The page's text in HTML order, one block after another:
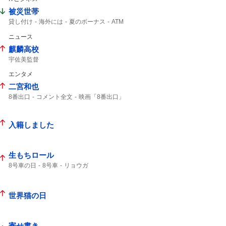
被災世帯
貸し付け 海外には 夏のボーナス ATM
ニュース
麒麟高校
宇佐美監督
エンタメ
二宮和也
8番出口 コメント全文
映画「8番出口」
入籍しました
生もちロール
8号車の日 8号車 リョウガ
世界猫の日